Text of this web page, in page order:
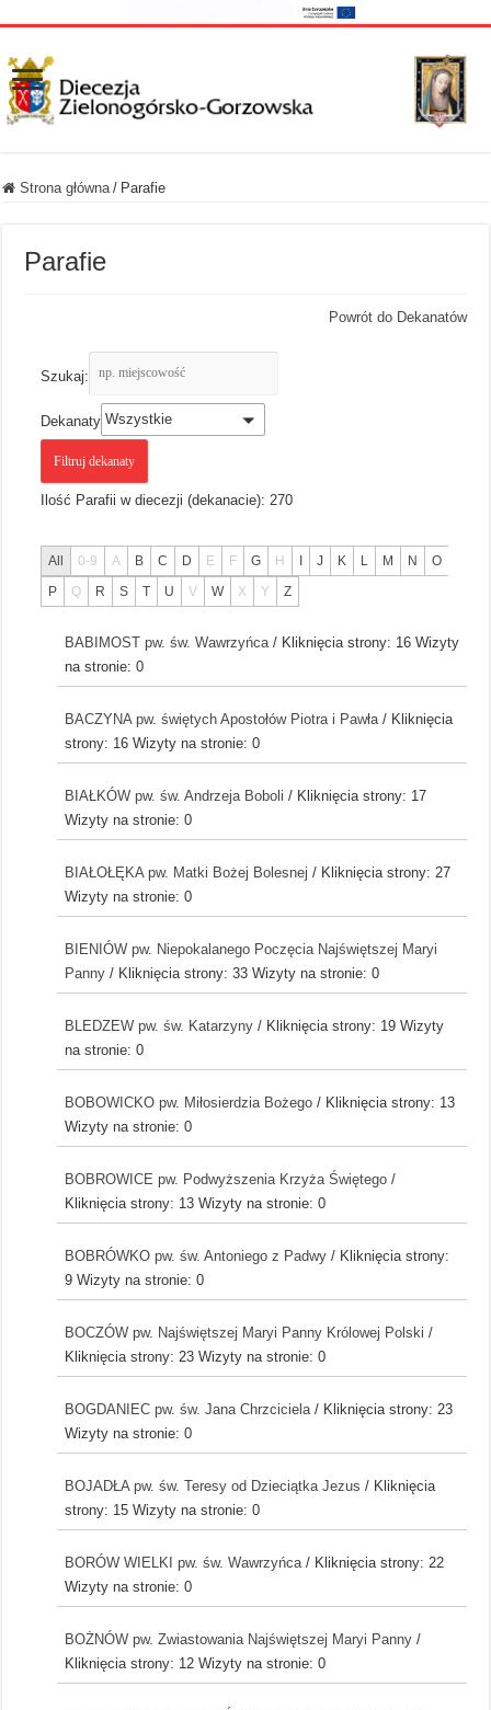
Strona główna / Parafie
Parafie
Powrót do Dekanatów
Szukaj:
Dekanaty Wszystkie
Ilość Parafii w diecezji (dekanacie):270
All 0-9 A B C D E F G H J K M N O
P Q R S T U V W X Y Z
BABIMOST pw. św. Wawrzyńca / Kliknięcia strony: 16 Wizyty
na stronie: 0
BACZYNA pw. świętych Apostołów Piotra i Pawła / Kliknięcia
strony: 16 Wizyty na stronie: 0
BIAŁKÓW pw. św. Andrzeja Boboli / Kliknięcia strony: 17
Wizyty na stronie: 0
BIAŁOŁĘKA pw. Matki Bożej Bolesnej / Kliknięcia strony: 27
Wizyty na stronie: 0
BIENIÓW pw. Niepokalanego Poczęcia Najświętszej Maryi
Panny / Kliknięcia strony: 33 Wizyty na stronie: 0
BLEDZEW pw. św. Katarzyny / Kliknięcia strony: 19 Wizyty
na stronie: 0
BOBOWICKO pw. Miłosierdzia Bożego / Kliknięcia strony: 13
Wizyty na stronie: 0
BOBROWICE pw. Podwyższenia Krzyża Świętego /
Kliknięcia strony: 13 Wizyty na stronie: 0
BOBRÓWKO pw. św. Antoniego z Padwy / Kliknięcia strony:
9 Wizyty na stronie: 0
BOCZÓW pw. Najświętszej Maryi Panny Królowej Polski /
Kliknięcia strony: 23 Wizyty na stronie: 0
BOGDANIEC pw. św. Jana Chrzciciela / Kliknięcia strony: 23
Wizyty na stronie: 0
BOJADŁA pw. św. Teresy od Dzieciątka Jezus / Kliknięcia
strony: 15 Wizyty na stronie: 0
BORÓW WIELKI pw. św. Wawrzyńca / Kliknięcia strony: 22
Wizyty na stronie: 0
BOŻNÓW pw. Zwiastowania Najświętszej Maryi Panny /
Kliknięcia strony: 12 Wizyty na stronie: 0